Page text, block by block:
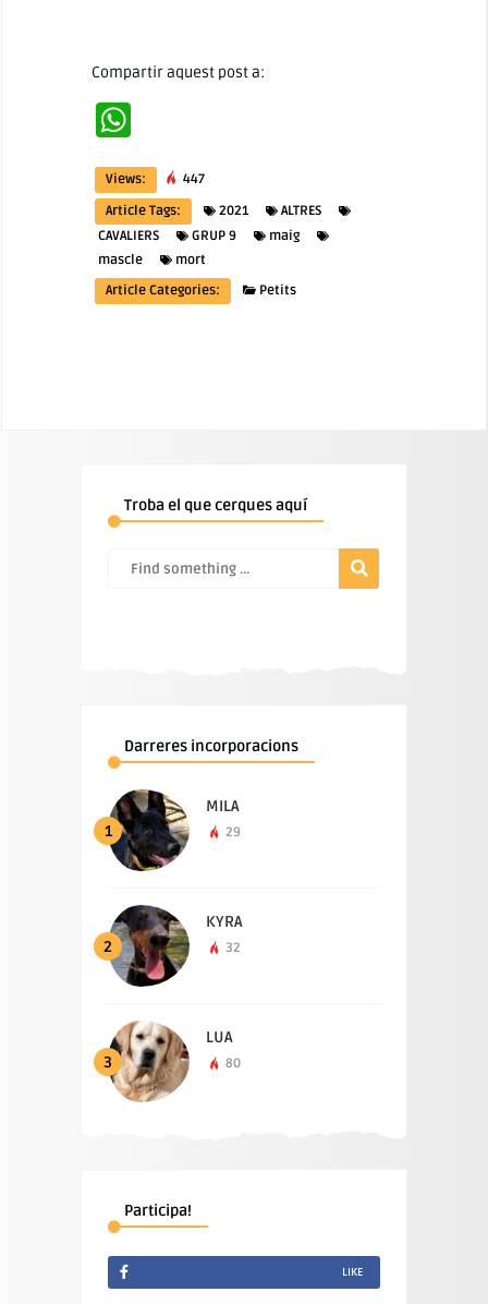
Compartir aquest post a:
WhatsApp
Views:
447
Article Tags:
2021
ALTRES
CAVALIERS
GRUP 9
maig
mascle
mort
Article Categories:
Petits
Troba el que cerques aquí
Darreres incorporacions
1
MILA
29
2
KYRA
32
3
LUA
80
Participa!
LIKE